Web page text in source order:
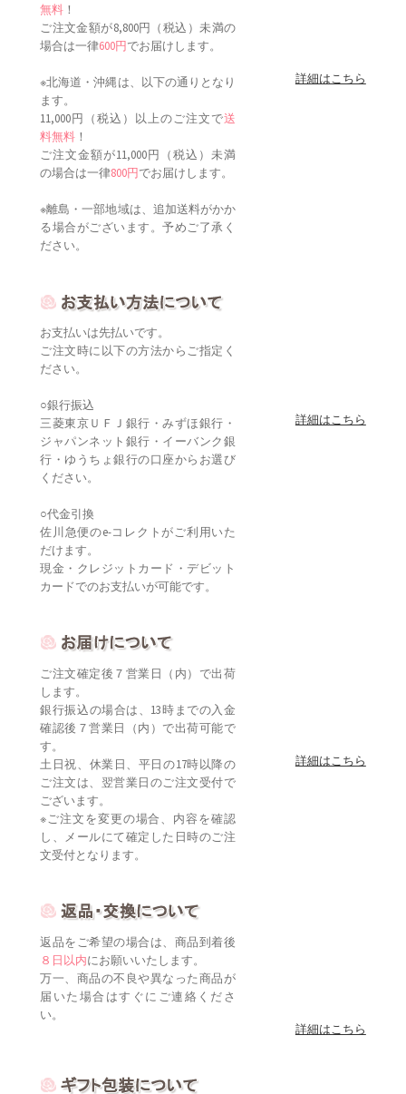
無料 ！
ご注文金額が8,800円（税込）未満の
場合は一律600円でお届けします。
※北海道・沖縄は、以下の通りとなり
ます。
11,000円（税込）以上のご注文で送
料無料 ！
ご注文金額が11,000円（税込）未満
の場合は一律800円でお届けします。
※離島・一部地域は、追加送料がかか
る場合がございます。予めご了承く
ださい。
詳細はこちら
お支払いは先払いです。
ご注文時に以下の方法からご指定く
ださい。
○銀行振込
三菱東京ＵＦＪ銀行・みずほ銀行・
ジャパンネット銀行・イーバンク銀
行・ゆうちょ銀行の口座からお選び
ください。
○代金引換
佐川急便のe-コレクトがご利用いた
だけます。
現金・クレジットカード・デビット
カードでのお支払いが可能です。
詳細はこちら
ご注文確定後７営業日（内）で出荷
します。
銀行振込の場合は、13時までの入金
確認後７営業日（内）で出荷可能で
す。
土日祝、休業日、平日の17時以降の
ご注文は、翌営業日のご注文受付で
ございます。
※ご注文を変更の場合、内容を確認
し、メールにて確定した日時のご注
文受付となります。
詳細はこちら
返品をご希望の場合は、商品到着後
８日以内にお願いいたします。
万一、商品の不良や異なった商品が
届いた場合はすぐにご連絡くださ
い。
詳細はこちら